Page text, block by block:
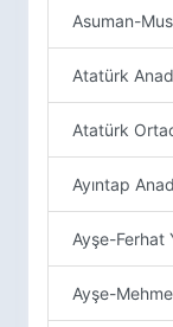
Asuman-
Atatürk
Atatürk
Ayıntap
Ayşe-Ferhat
Ayşe-